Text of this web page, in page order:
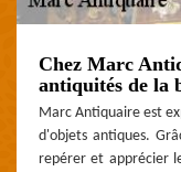
Chez Marc
antiquités de la
Marc Antiquaire est
d'objets antiques.
repérer et apprécier